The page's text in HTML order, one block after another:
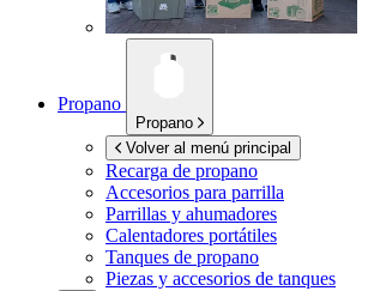
Propano
Propano
Volver al menú principal
Recarga de propano
Accesorios para parrilla
Parrillas y ahumadores
Calentadores portátiles
Tanques de propano
Piezas y accesorios de tanques